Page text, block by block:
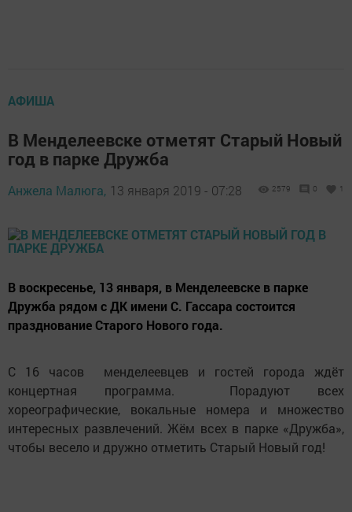
АФИША
В Менделеевске отметят Старый Новый
год в парке Дружба
Анжела Малюга, 13 января 2019 - 07:28 2579 0 1
В воскресенье, 13 января, в Менделеевске в парке
Дружба рядом с ДК имени С. Гассара состоится
празднование Старого Нового года.
С 16 часов менделеевцев и гостей города ждёт
концертная программа. Порадуют всех
хореографические, вокальные номера и множество
интересных развлечений. Жём всех в парке «Дружба»,
чтобы весело и дружно отметить Старый Новый год!